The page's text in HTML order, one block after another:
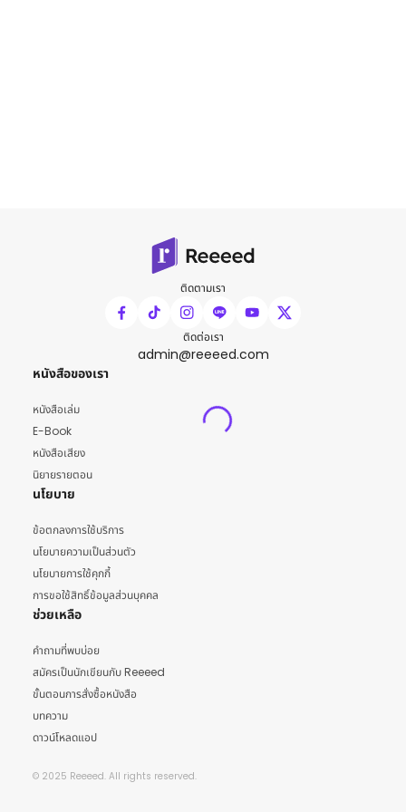
ติดตามเรา
ติดต่อเรา
admin@reeeed.com
หนังสือของเรา
หนังสือเล่ม
E-Book
หนังสือเสียง
นิยายรายตอน
นโยบาย
ข้อตกลงการใช้บริการ
นโยบายความเป็นส่วนตัว
นโยบายการใช้คุกกี้
การขอใช้สิทธิ์ข้อมูลส่วนบุคคล
ช่วยเหลือ
คำถามที่พบบ่อย
สมัครเป็นนักเขียนกับ Reeeed
ขั้นตอนการสั่งซื้อหนังสือ
บทความ
ดาวน์โหลดแอป
© 2025 Reeeed. All rights reserved.